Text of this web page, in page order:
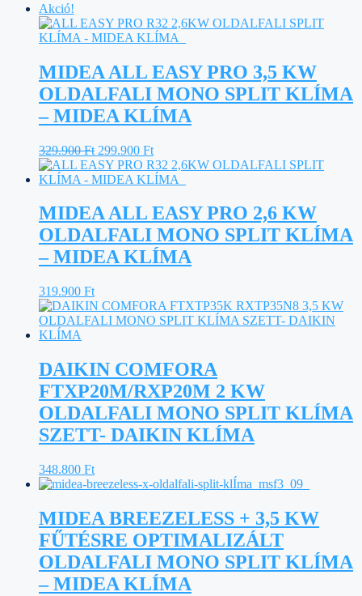
Akció!
MIDEA ALL EASY PRO 3,5 KW
OLDALFALI MONO SPLIT KLÍMA
– MIDEA KLÍMA
329.900Ft Original
price
was:
299.900 FtCurrent
price
is:
MIDEA ALL EASY PRO 2,6 KW
OLDALFALI MONO SPLIT KLÍMA
– MIDEA KLÍMA
319.900 Ft
DAIKIN COMFORA
FTXP20M/RXP20M 2 KW
OLDALFALI MONO SPLIT KLÍMA
SZETT- DAIKIN KLÍMA
348.800 Ft
MIDEA BREEZELESS + 3,5 KW
FŰTÉSRE OPTIMALIZÁLT
OLDALFALI MONO SPLIT KLÍMA
– MIDEA KLÍMA